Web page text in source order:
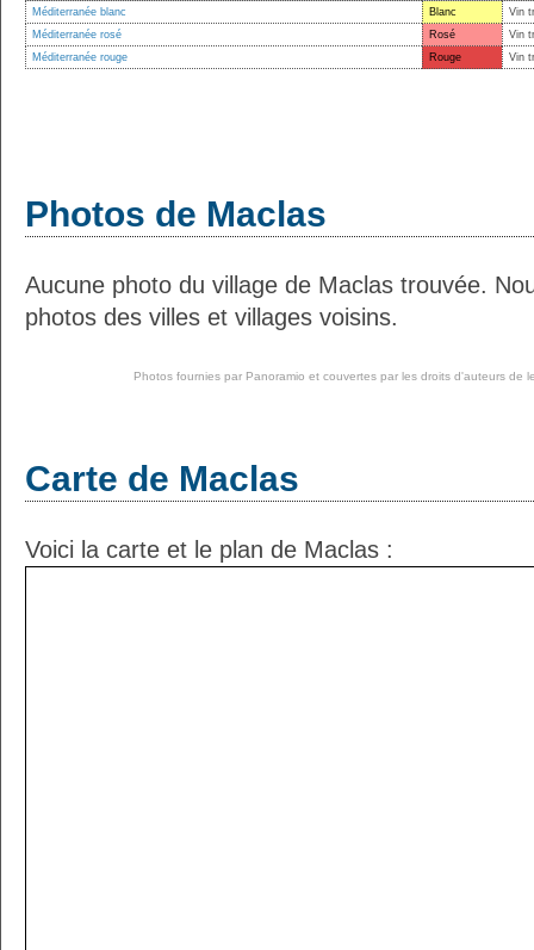
Méditerranée blanc
Blanc
Vin
Méditerranée rosé
Rosé
Vin
Méditerranée rouge
Rouge Vin
Photos de Maclas
Aucune photo du village de Maclas trouvée.
photos des villes et villages voisins.
Photos fournies par Panoramio et couvertes par les droits d'auteurs de
Carte de Maclas
Voici la carte et le plan de Maclas :